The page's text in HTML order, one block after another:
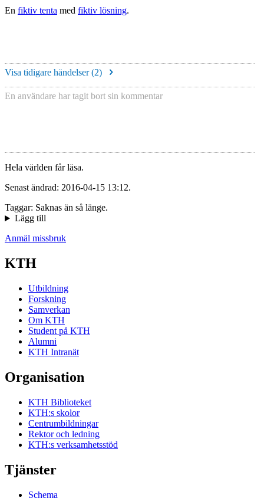
En fiktiv tenta med fiktiv lösning.
Visa tidigare händelser (2)
En användare har tagit bort sin kommentar
Hela världen får läsa.
Senast ändrad: 2016-04-15 13:12.
Taggar: Saknas än så länge.
Lägg till
Anmäl missbruk
KTH
Utbildning
Forskning
Samverkan
Om KTH
Student på KTH
Alumni
KTH Intranät
Organisation
KTH Biblioteket
KTH:s skolor
Centrumbildningar
Rektor och ledning
KTH:s verksamhetsstöd
Tjänster
Schema